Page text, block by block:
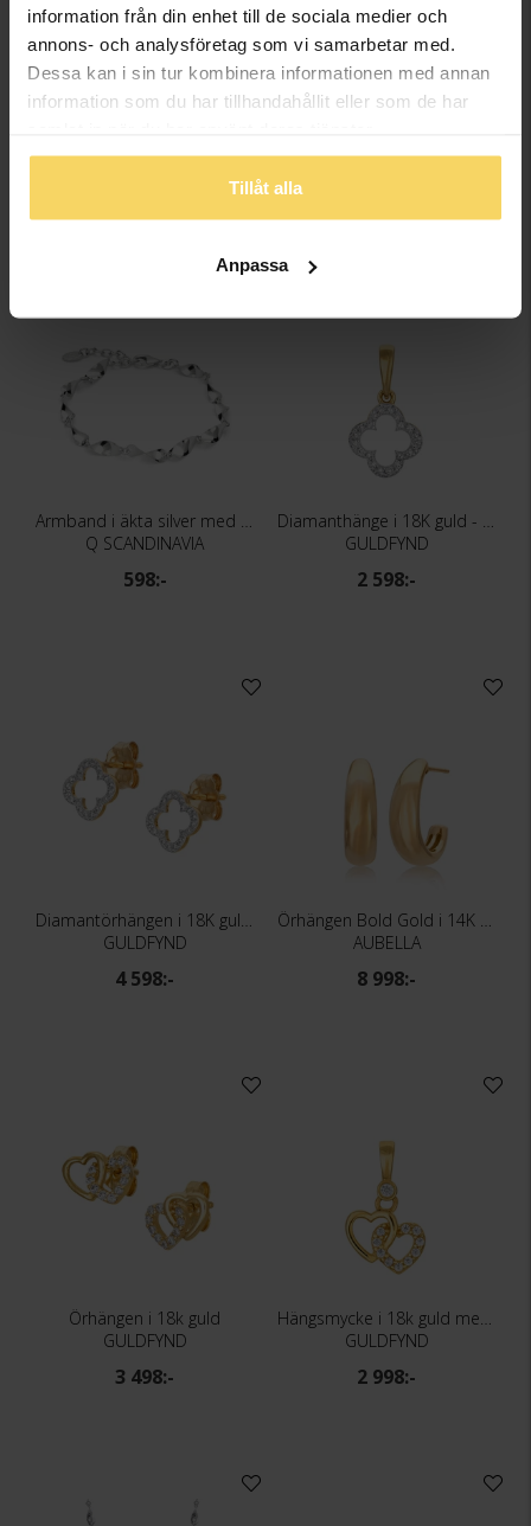
information från din enhet till de sociala medier och
annons- och analysföretag som vi samarbetar med.
Dessa kan i sin tur kombinera informationen med annan
information som du har tillhandahållit eller som de har
Tillåt alla
Anpassa
Armband i äkta silver med svängda länkar
Q SCANDINAVIA
598:-
Diamanthänge i 18K guld - Fyrklöver
GULDFYND
2 598:-
GULDFYND
4 598:-
AUBELLA
8 998:-
Örhängen i 18k guld
GULDFYND
3 498:-
Hängsmycke i 18k guld med dubbelhjärta
GULDFYND
2 998:-